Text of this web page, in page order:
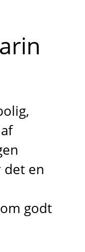
en
godt